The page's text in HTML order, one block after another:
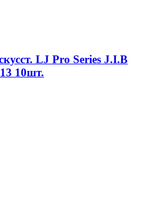
LJ Pro Series J.I.B
10шт.